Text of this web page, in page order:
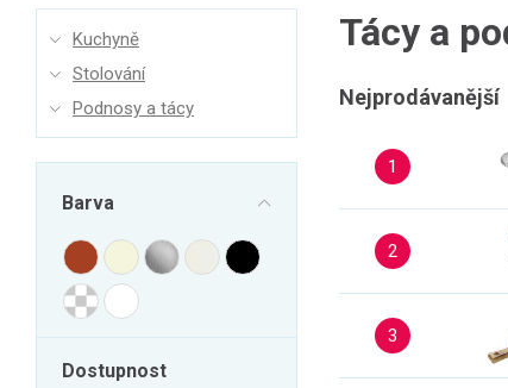
Obývací pokoj
Koupelna
Zahrada
Balkon a terasa
Dílna
Kuchyně
Stolování
Podnosy a tácy
Barva
Dostupnost
Tácy a
Nejprodávanější
1
2
3